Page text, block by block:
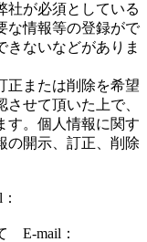
社が必須としている
な情報等の登録がで
きないなどがありま
または削除を希望
せて頂いた上で、
す。個人情報に関す
の開示、訂正、削除
E-mail：